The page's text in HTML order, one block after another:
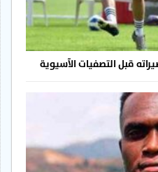
قبل التصفيات الآسيوية